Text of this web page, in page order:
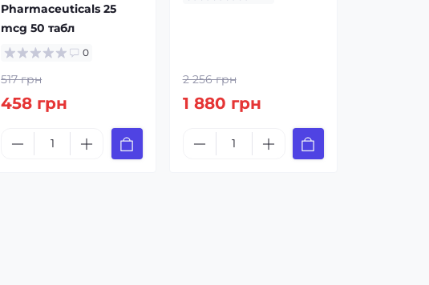
Pharmaceuticals 25
mcg 50 табл
0
517 грн
458 грн
2 256 грн
1 880 грн